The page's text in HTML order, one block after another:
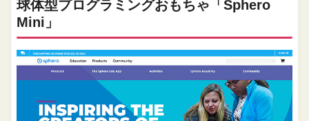
球体型プログラミングおもちゃ「Sphero
Mini」